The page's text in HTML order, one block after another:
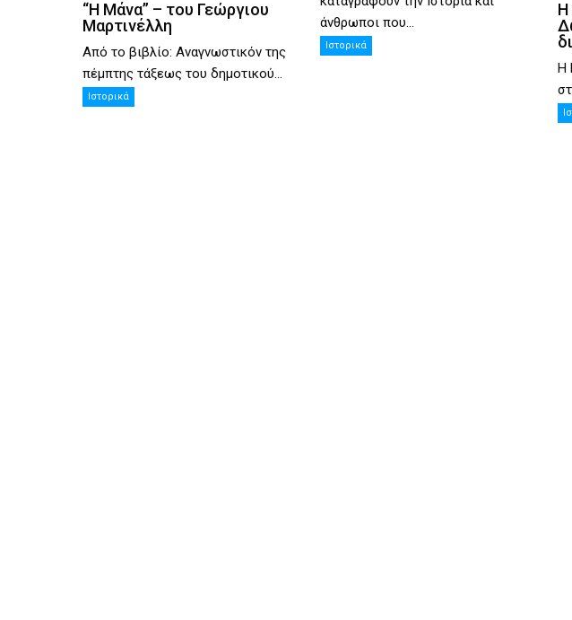
“Η Μάνα” – του Γεώργιου
Μαρτινέλλη
Από το βιβλίο: Αναγνωστικόν της
πέμπτης τάξεως του δημοτικού...
Ιστορικά
άνθρωποι που...
Ιστορικά
Η
Η